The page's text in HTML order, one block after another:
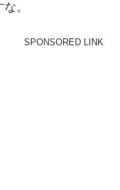
。
SPONSORED LINK